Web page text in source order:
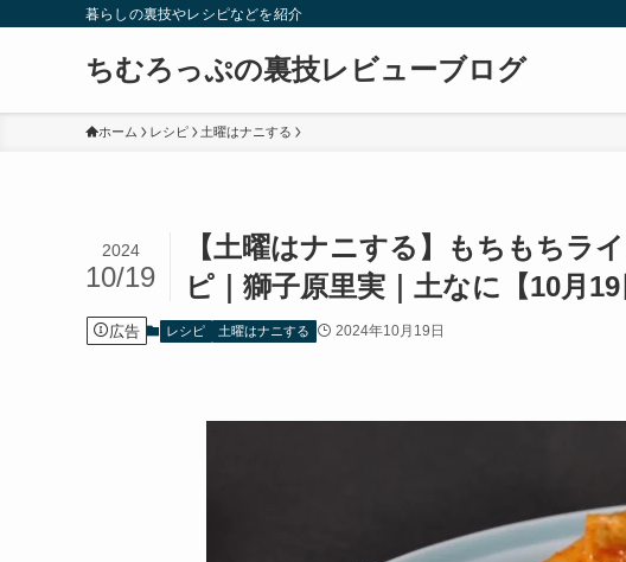
暮らしの裏技やレシピなどを紹介
ちむろっぷの裏技レビューブログ
ホーム レシピ 土曜はナニする
【土曜はナニする】もちもちラ
ピ｜獅子原里実｜土なに【10月19
2024
10/19
広告 レシピ 土曜はナニする 2024年10月19日